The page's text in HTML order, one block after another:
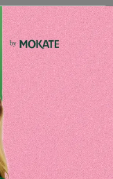
RECENZJĘ